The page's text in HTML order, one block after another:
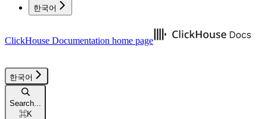
한국어
ClickHouse Documentation home page
한국어
Search...
⌘K